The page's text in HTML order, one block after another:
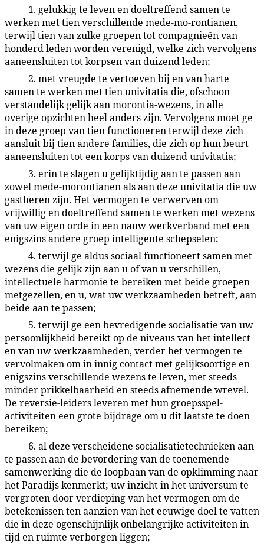
1. gelukkig te leven en doeltreffend samen te
werken met tien verschillende mede-mo-rontianen,
terwijl tien van zulke groepen tot compagnieën van
honderd leden worden verenigd, welke zich vervolgens
aaneensluiten tot korpsen van duizend leden;
2. met vreugde te vertoeven bij en van harte
samen te werken met tien univitatia die, ofschoon
verstandelijk gelijk aan morontia-wezens, in alle
overige opzichten heel anders zijn. Vervolgens moet ge
in deze groep van tien functioneren terwijl deze zich
aansluit bij tien andere families, die zich op hun beurt
aaneensluiten tot een korps van duizend univitatia;
3. erin te slagen u gelijktijdig aan te passen aan
zowel mede-morontianen als aan deze univitatia die uw
gastheren zijn. Het vermogen te verwerven om
vrijwillig en doeltreffend samen te werken met wezens
van uw eigen orde in een nauw werkverband met een
enigszins andere groep intelligente schepselen;
4. terwijl ge aldus sociaal functioneert samen met
wezens die gelijk zijn aan u of van u verschillen,
intellectuele harmonie te bereiken met beide groepen
metgezellen, en u, wat uw werkzaamheden betreft, aan
beide aan te passen;
5. terwijl ge een bevredigende socialisatie van uw
persoonlijkheid bereikt op de niveaus van het intellect
en van uw werkzaamheden, verder het vermogen te
vervolmaken om in innig contact met gelijksoortige en
enigszins verschillende wezens te leven, met steeds
minder prikkelbaarheid en steeds afnemende wrevel.
De reversie-leiders leveren met hun groepsspel-
activiteiten een grote bijdrage om u dit laatste te doen
bereiken;
6. al deze verscheidene socialisatietechnieken aan
te passen aan de bevordering van de toenemende
samenwerking die de loopbaan van de opklimming naar
het Paradijs kenmerkt; uw inzicht in het universum te
vergroten door verdieping van het vermogen om de
betekenissen ten aanzien van het eeuwige doel te vatten
die in deze ogenschijnlijk onbelangrijke activiteiten in
tijd en ruimte verborgen liggen;